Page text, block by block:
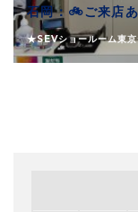
石岡：🚲ご来店
★SEVショールーム東